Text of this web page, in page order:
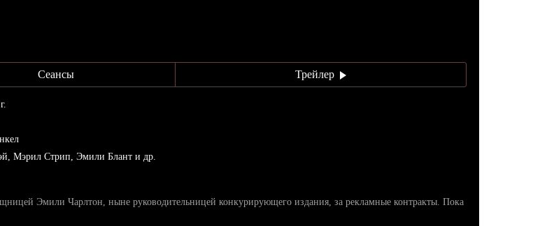
Сеансы Трейлер
Мэрил Стрип, Эмили Блант и др.
Эмили Чарлтон, ныне руководительницей конкурирующего издания, за рекламные контракты. Пока